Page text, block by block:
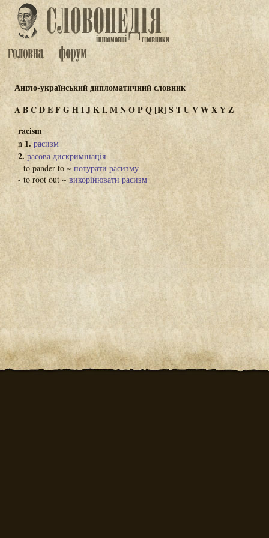
Англо-український дипломатичний словник
ABCDEFGHIJKLMNOPQ[R] STUVWXYZ
racism
n1. расизм
2. расова дискримінація
- to pander to ~ потурати расизму
- to root out ~ викорінювати расизм